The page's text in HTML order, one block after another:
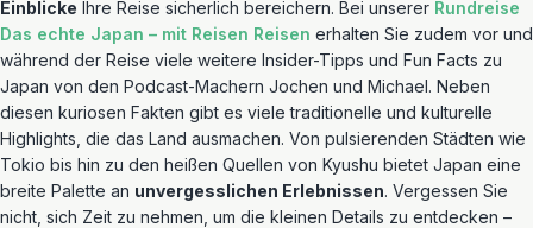
Einblicke Ihre Reise sicherlich bereichern. Bei unserer Rundreise
Das echte Japan – mit Reisen Reisen erhalten Sie zudem vor und
während der Reise viele weitere Insider-Tipps und Fun Facts zu
Japan von den Podcast-Machern Jochen und Michael. Neben
diesen kuriosen Fakten gibt es viele traditionelle und kulturelle
Highlights, die das Land ausmachen. Von pulsierenden Städten wie
Tokio bis hin zu den heißen Quellen von Kyushu bietet Japan eine
breite Palette an unvergesslichen Erlebnissen. Vergessen Sie
nicht, sich Zeit zu nehmen, um die kleinen Details zu entdecken –